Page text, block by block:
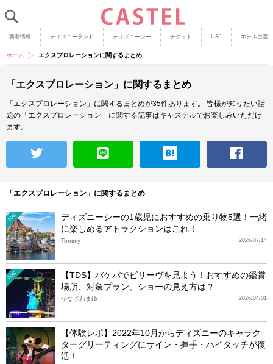
新着情報 ディズニーランド ディズニーシー チケット USJ ホテル空室
ホーム エクスプロレーションに関するまとめ
「エクスプロレーション」に関するまとめ
「エクスプロレーション」に関するまとめが35件あります。
皆様が知りたい話
題の「エクスプロレーション」に関する記事はキャステルでお楽しみいただけ
ます。
「エクスプロレーション」に関するまとめ
TDS
ディズニーシーの1歳児におすすめの乗り物5選！一緒
に楽しめるアトラクションはこれ！
2026/07/14
Tommy
TDS
【TDS】バケパでビリーヴを見よう！おすすめの鑑賞
場所、対象プラン、ショーの見え方は？
2026/04/01
かなざわまゆ
【体験レポ】2022年10月からディズニーのキャラク
ターグリーティングにサイン・握手・ハイタッチが復
活！